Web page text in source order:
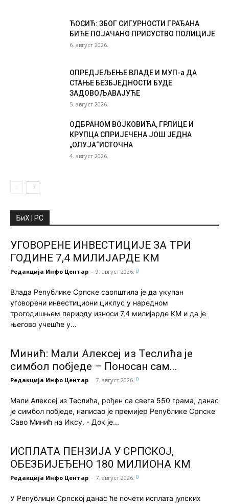
ЋОСИЋ: ЗБОГ СИГУРНОСТИ ГРАЂАНА
БИЋЕ ПОЈАЧАНО ПРИСУСТВО ПОЛИЦИЈЕ
6. август 2026.
ОПРЕД‌ЈЕЉЕЊЕ ВЛАДЕ И МУП-а ДА
СТАЊЕ БЕЗБЈЕДНОСТИ БУДЕ
ЗАДОВОЉАВАЈУЋЕ
5. август 2026.
ОДБРАНОМ ВОЈКОВИЋА, ГРЛИЦЕ И
КРУПЦА СПРИЈЕЧЕНА ЈОШ ЈЕДНА
„ОЛУЈА“ИСТОЧНА
4. август 2026.
БиХ | РС
УГОВОРЕНЕ ИНВЕСТИЦИЈЕ ЗА ТРИ
ГОДИНЕ 7,4 МИЛИЈАРДЕ КМ
Редакција Инфо Центар - 9. август 2026. 0
Влада Републике Српске саопштила је да укупан
уговорени инвестициони циклус у наредном
трогодишњем периоду износи 7,4 милијарде КМ и да је
његово учешће у...
Минић: Мали Алексеј из Теслића је
симбол побједе – Поносан сам...
Редакција Инфо Центар - 7. август 2026. 0
Мали Алексеј из Теслића, рођен са свега 550 грама, данас
је симбол побједе, написао је премијер Републике Српске
Саво Минић на Иксу. - Док је...
ИСПЛАТА ПЕНЗИЈА У СРПСКОЈ,
ОБЕЗБИЈЕЂЕНО 180 МИЛИОНА КМ
Редакција Инфо Центар - 7. август 2026. 0
У Републици Српској данас ће почети исплата јулских